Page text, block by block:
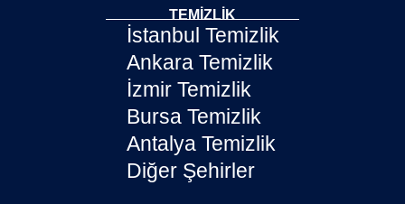
TEMIZLIK
İstanbul Temizlik
Ankara Temizlik
İzmir Temizlik
Bursa Temizlik
Antalya Temizlik
Diğer Şehirler